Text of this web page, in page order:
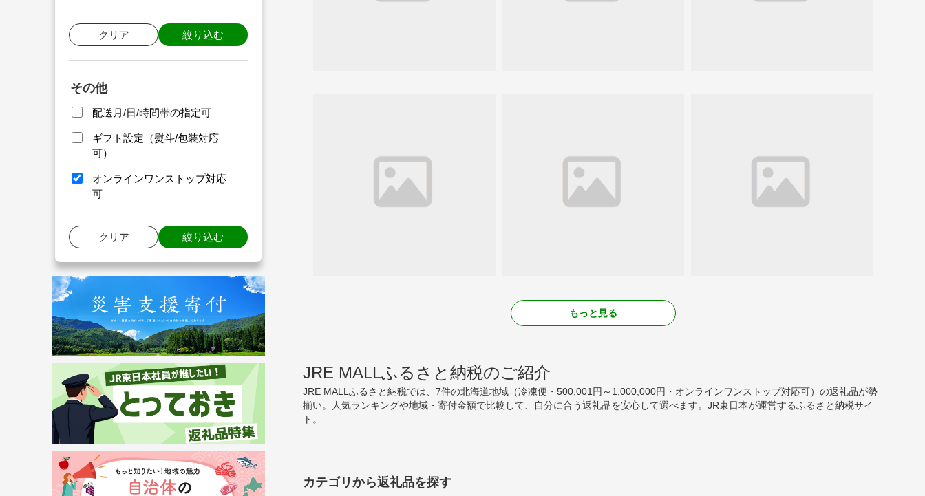
クリア 絞り込む
その他
配送月/日/時間帯の指定可
ギフト設定（熨斗/包装対応
可）
オンラインワンストップ対応
可
クリア 絞り込む
もっと見る
JRE MALLふるさと納税のご紹介
JRE MALLふるさと納税では、7件の北海道地域（冷凍便・500,001円～1,000,000円・オンラインワンストップ対応可）の返礼品が勢
揃い。人気ランキングや地域・寄付金額で比較して、自分に合う返礼品を安心して選べます。JR東日本が運営するふるさと納税サイ
ト。
カテゴリから返礼品を探す